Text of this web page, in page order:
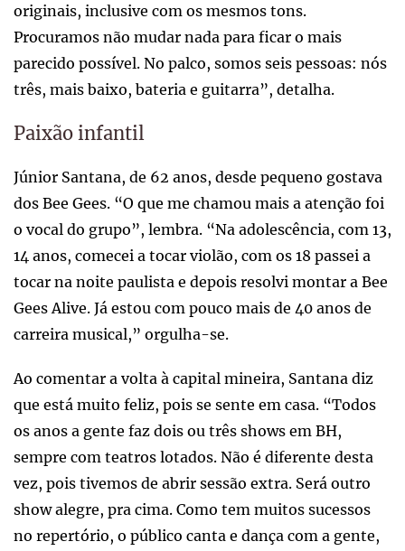
originais, inclusive com os mesmos tons.
Procuramos não mudar nada para ficar o mais
parecido possível. No palco, somos seis pessoas: nós
três, mais baixo, bateria e guitarra”, detalha.
Paixão infantil
Júnior Santana, de 62 anos, desde pequeno gostava
dos Bee Gees. “O que me chamou mais a atenção foi
o vocal do grupo”, lembra. “Na adolescência, com 13,
14 anos, comecei a tocar violão, com os 18 passei a
tocar na noite paulista e depois resolvi montar a Bee
Gees Alive. Já estou com pouco mais de 40 anos de
carreira musical,” orgulha-se.
Ao comentar a volta à capital mineira, Santana diz
que está muito feliz, pois se sente em casa. “Todos
os anos a gente faz dois ou três shows em BH,
sempre com teatros lotados. Não é diferente desta
vez, pois tivemos de abrir sessão extra. Será outro
show alegre, pra cima. Como tem muitos sucessos
no repertório, o público canta e dança com a gente,